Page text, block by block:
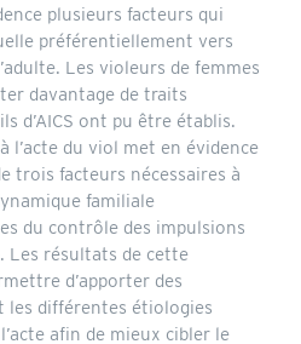
plusieurs facteurs qui
préférentiellement vers
Les violeurs de femmes
davantage de traits
d’AICS ont pu être établis.
l’acte du viol met en évidence
trois facteurs nécessaires à
familiale
du contrôle des impulsions
Les résultats de cette
d’apporter des
différentes étiologies
afin de mieux cibler le